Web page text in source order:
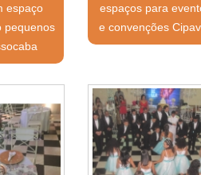
espaço
pequenos
espaços para
e convenções